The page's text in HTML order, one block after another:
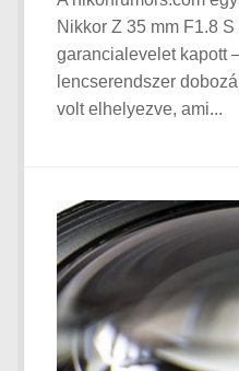
Nikkor Z 35 mm F1.8
garancialevelet kapott
lencserendszer
volt elhelyezve, ami...